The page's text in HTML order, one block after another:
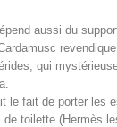
aussi du
qui
le fait de porter les
toilette (Hermès